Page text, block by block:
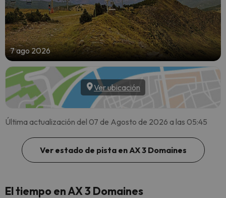
7 ago 2026
Ver ubicación
Última actualización del 07 de Agosto de 2026 a las 05:45
Ver estado de pista en AX 3 Domaines
El tiempo en AX 3 Domaines